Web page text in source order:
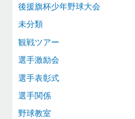
後援旗杯少年野球大会
未分類
観戦ツアー
選手激励会
選手表彰式
選手関係
野球教室